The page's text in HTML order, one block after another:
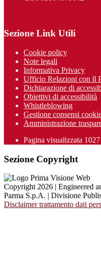
Sezione Link Utili
Cookie policy
Note legali
Informativa Privacy
Ufficio Relazioni con il
Dichiarazione di
Obiettivi di accessibilità
Whistleblowing
Gestione consensi
Amministrazione
Pagina visualizzata 1027
Sezione Copyright
Copyright 2026 | Engineered
Parma S.p.A. | Divisione
Disclaimer trattamento dati